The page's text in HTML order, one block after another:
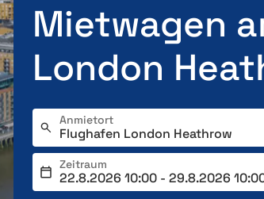
Mietwagen
London
Anmietort
Zeitraum